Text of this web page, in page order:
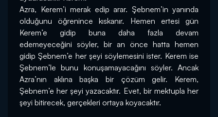
Azra, Kerem’i merak edip arar. Şebnem’in yanında
olduğunu öğrenince kıskanır. Hemen ertesi gün
Kerem’e gidip buna daha fazla devam
edemeyeceğini söyler, bir an önce hatta hemen
gidip Şebnem’e her şeyi söylemesini ister. Kerem ise
Şebnem’le bunu konuşamayacağını söyler. Ancak
Azra’nın aklına başka bir çözüm gelir. Kerem,
Şebnem’e her şeyi yazacaktır. Evet, bir mektupla her
şeyi bitirecek, gerçekleri ortaya koyacaktır.